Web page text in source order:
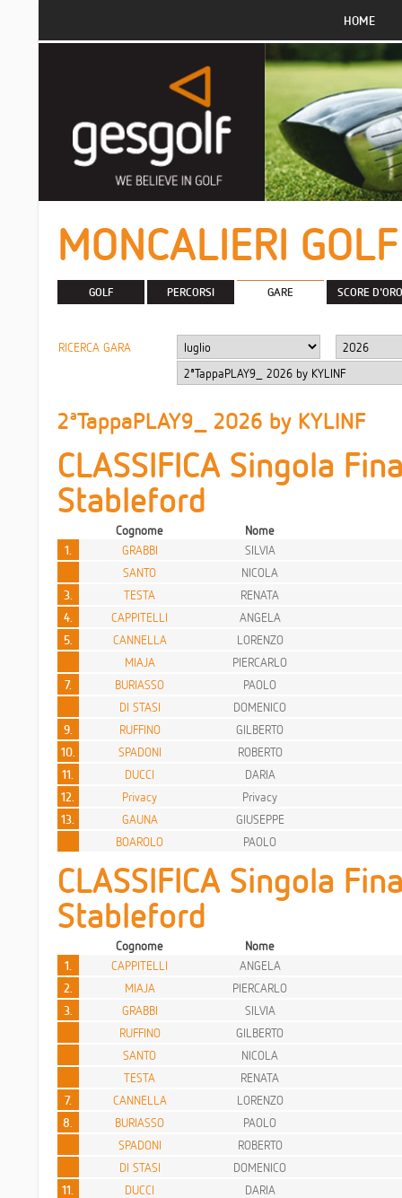
HOME
MONCALIERI
GOLF PERCORSI GARE SCORE D'ORO
RICERCA GARA
2ªTappaPLAY9_ 2026 by KYLINF
CLASSIFICA Singola
Stableford
Cognome
Nome
1.
GRABBI
SILVIA
SANTO
NICOLA
3.
TESTA
RENATA
4.
CAPPITELLI
ANGELA
5.
CANNELLA
LORENZO
MIAJA
PIERCARLO
7.
BURIASSO
PAOLO
DI STASI
DOMENICO
9.
RUFFINO
GILBERTO
10.
SPADONI
ROBERTO
11.
DUCCI
DARIA
12.
Privacy
Privacy
13.
GAUNA
GIUSEPPE
BOAROLO
PAOLO
CLASSIFICA Singola
Stableford
Cognome
Nome
1.
CAPPITELLI
ANGELA
2.
MIAJA
PIERCARLO
3.
GRABBI
SILVIA
RUFFINO
GILBERTO
SANTO
NICOLA
TESTA
RENATA
7.
CANNELLA
LORENZO
8.
BURIASSO
PAOLO
SPADONI
ROBERTO
DI STASI
DOMENICO
11.
DUCCI
DARIA